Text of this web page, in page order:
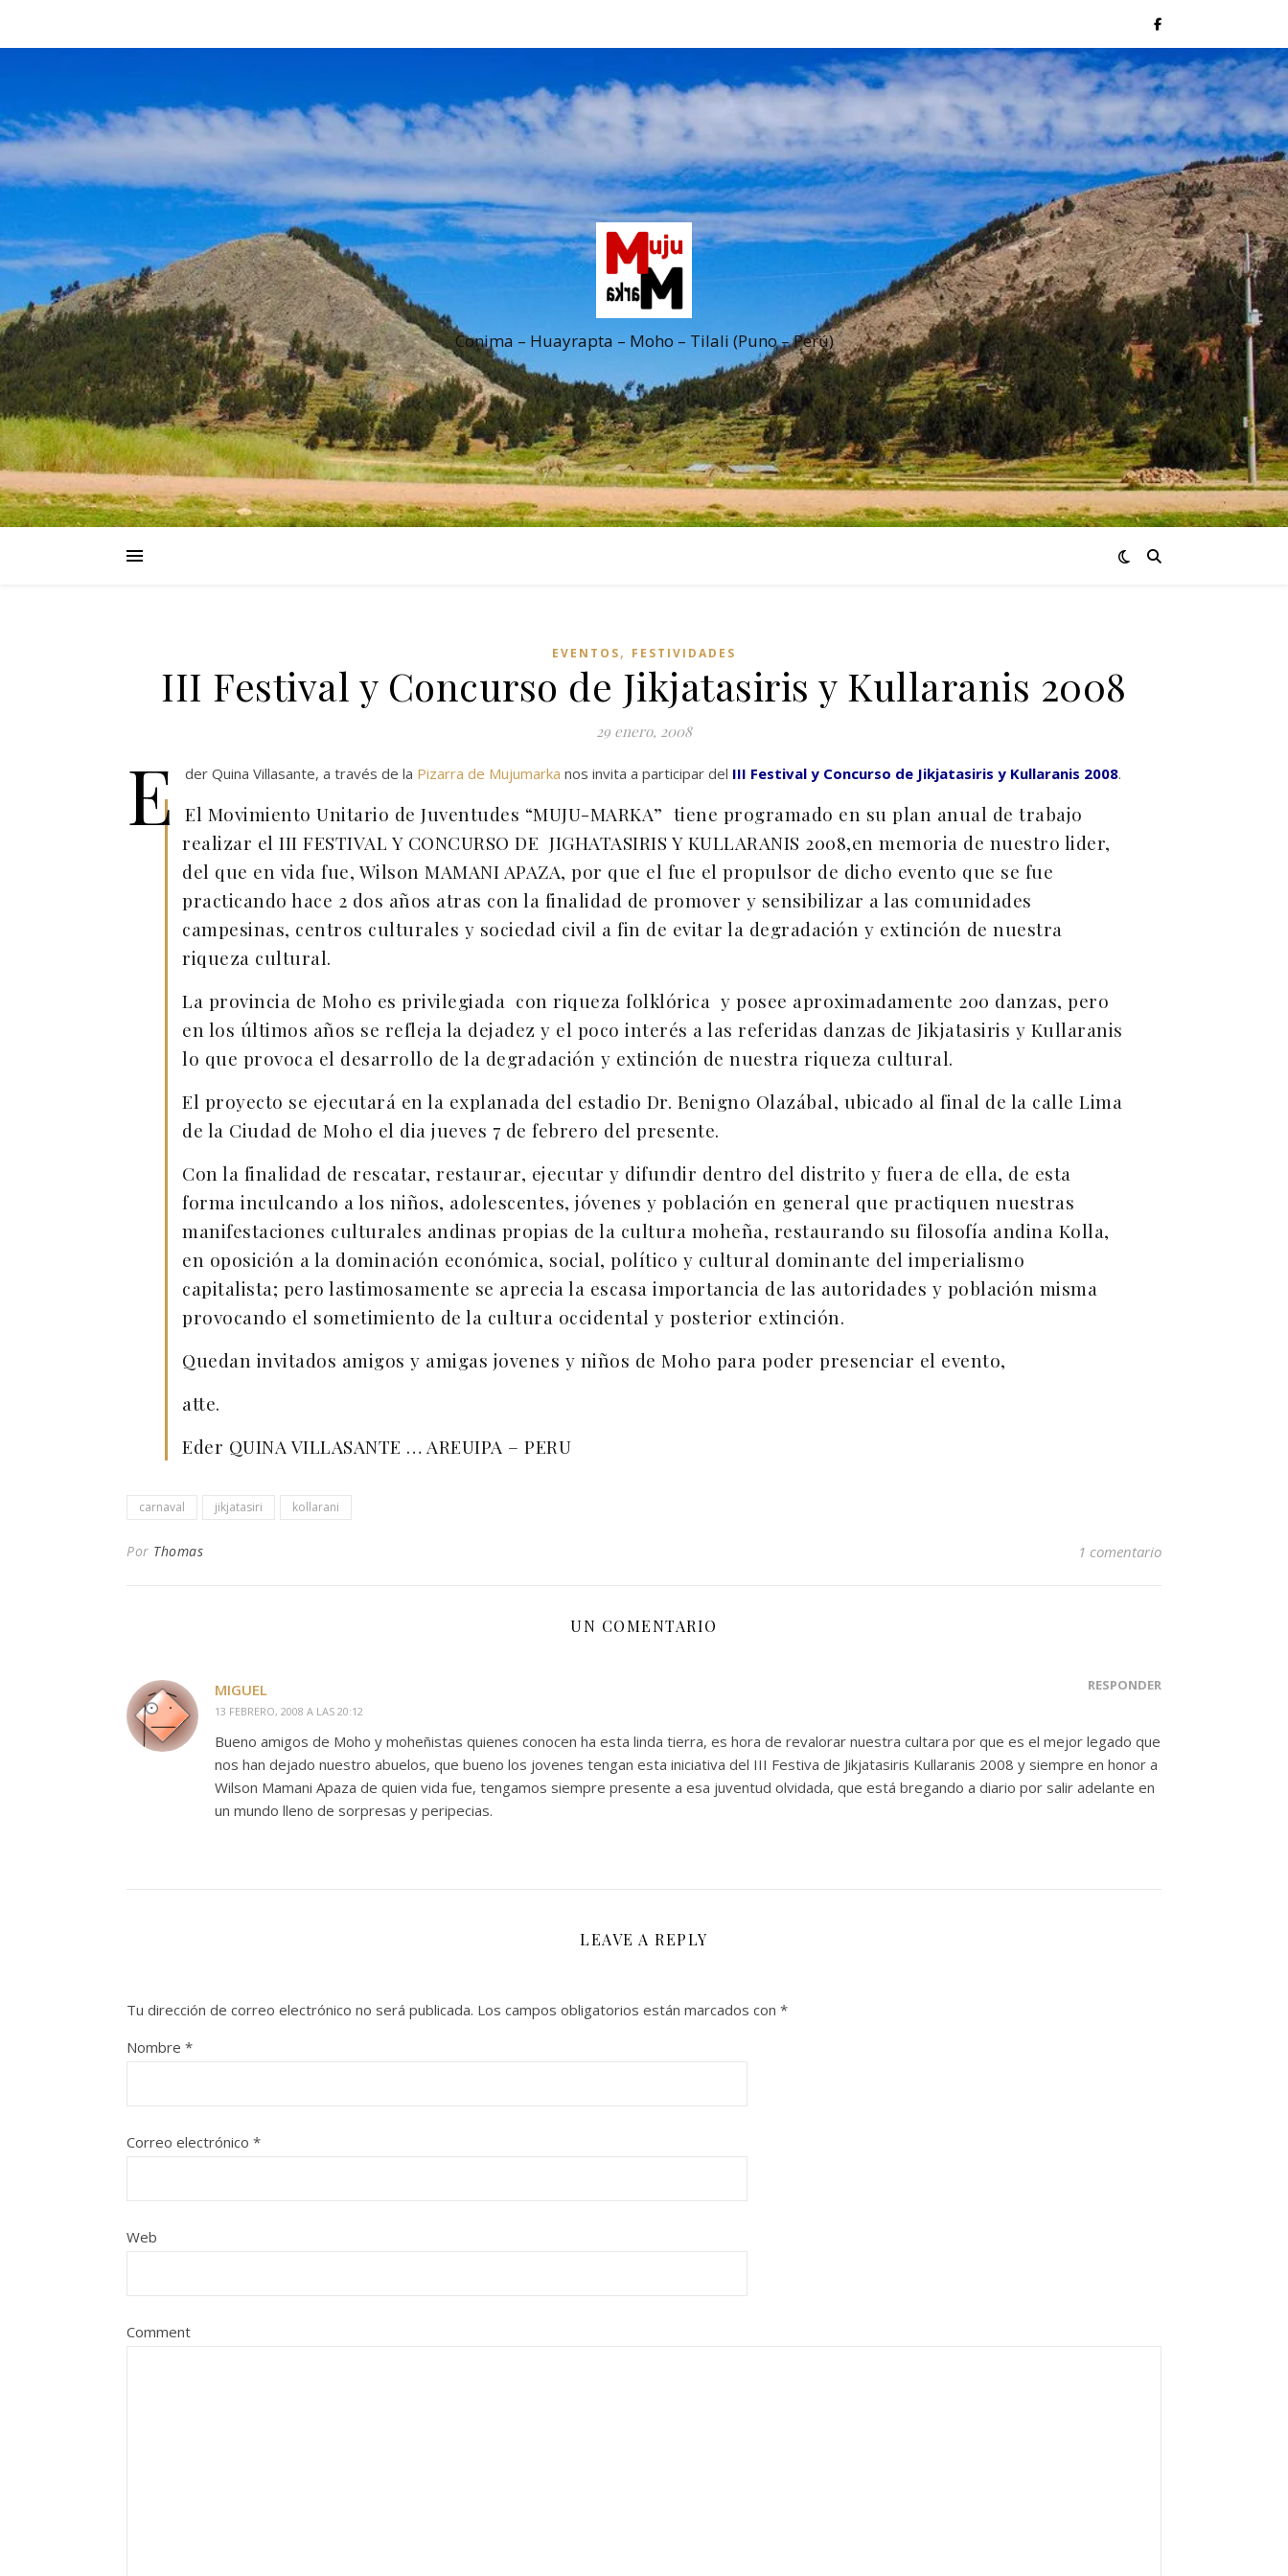
Conima – Huayrapta – Moho – Tilali (Puno – Perú)
EVENTOS, FESTIVIDADES
III Festival y Concurso de Jikjatasiris y Kullaranis 2008
29 enero, 2008
E der Quina Villasante, a través de la Pizarra de Mujumarka nos invita a participar del III Festival y Concurso de Jikjatasiris y Kullaranis 2008.
El Movimiento Unitario de Juventudes “MUJU-MARKA” tiene programado en su plan anual de trabajo
realizar el III FESTIVAL Y CONCURSO DE JIGHATASIRIS Y KULLARANIS 2008,en memoria de nuestro lider,
del que en vida fue, Wilson MAMANI APAZA, por que el fue el propulsor de dicho evento que se fue
practicando hace 2 dos años atras con la finalidad de promover y sensibilizar a las comunidades
campesinas, centros culturales y sociedad civil a fin de evitar la degradación y extinción de nuestra
riqueza cultural.
La provincia de Moho es privilegiada con riqueza folklórica y posee aproximadamente 200 danzas, pero
en los últimos años se refleja la dejadez y el poco interés a las referidas danzas de Jikjatasiris y Kullaranis
lo que provoca el desarrollo de la degradación y extinción de nuestra riqueza cultural.
El proyecto se ejecutará en la explanada del estadio Dr. Benigno Olazábal, ubicado al final de la calle Lima
de la Ciudad de Moho el dia jueves 7 de febrero del presente.
Con la finalidad de rescatar, restaurar, ejecutar y difundir dentro del distrito y fuera de ella, de esta
forma inculcando a los niños, adolescentes, jóvenes y población en general que practiquen nuestras
manifestaciones culturales andinas propias de la cultura moheña, restaurando su filosofía andina Kolla,
en oposición a la dominación económica, social, político y cultural dominante del imperialismo
capitalista; pero lastimosamente se aprecia la escasa importancia de las autoridades y población misma
provocando el sometimiento de la cultura occidental y posterior extinción.
Quedan invitados amigos y amigas jovenes y niños de Moho para poder presenciar el evento,
atte.
Eder QUINA VILLASANTE … AREUIPA – PERU
carnaval jikjatasiri kollarani
Por Thomas 1 comentario
UN COMENTARIO
MIGUEL
13 FEBRERO, 2008 A LAS 20:12
RESPONDER
Bueno amigos de Moho y moheñistas quienes conocen ha esta linda tierra, es hora de revalorar nuestra cultara por que es el mejor legado que
nos han dejado nuestro abuelos, que bueno los jovenes tengan esta iniciativa del III Festiva de Jikjatasiris Kullaranis 2008 y siempre en honor a
Wilson Mamani Apaza de quien vida fue, tengamos siempre presente a esa juventud olvidada, que está bregando a diario por salir adelante en
un mundo lleno de sorpresas y peripecias.
LEAVE A REPLY
Tu dirección de correo electrónico no será publicada. Los campos obligatorios están marcados con *
Nombre *
Correo electrónico *
Web
Comment